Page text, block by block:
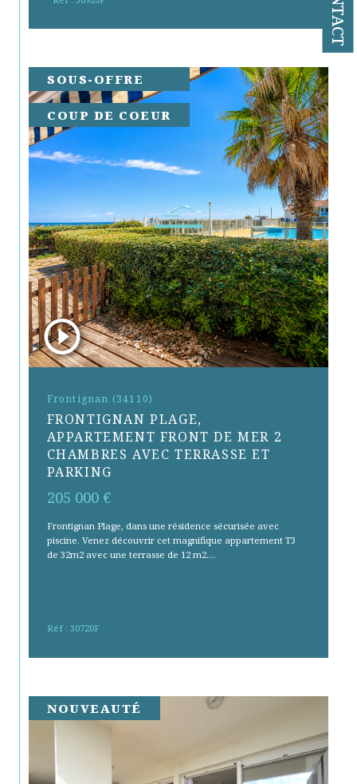
Frontignan (34110)
FRONTIGNAN PLAGE,
APPARTEMENT FRONT DE MER 2
CHAMBRES AVEC TERRASSE ET
PARKING
205 000 €
Frontignan Plage, dans une résidence sécurisée avec
piscine. Venez découvrir cet magnifique appartement T3
de 32m2 avec une terrasse de 12 m2....
Réf : 30720F
SOUS-OFFRE
COUP DE COEUR
NOUVEAUTÉ